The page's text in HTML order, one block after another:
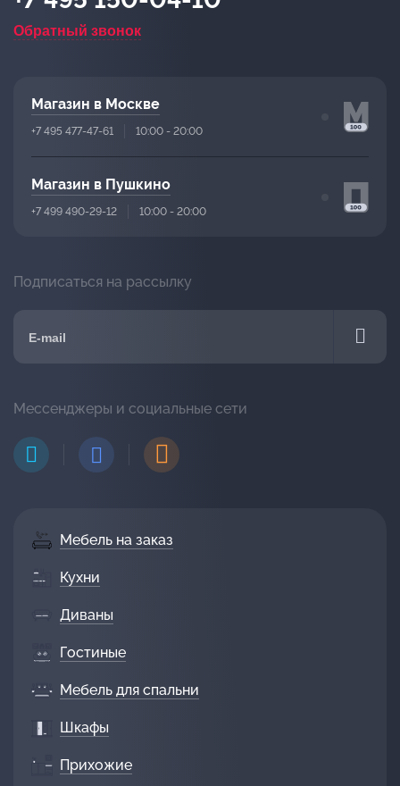
Мебель на заказ
Кухни
Диваны
Гостиные
Мебель для спальни
Шкафы
Прихожие
Обратный звонок
Магазин в Москве
+7 495 477-47-61 10:00 - 20:00
Магазин в Пушкино
+7 499 490-29-12 10:00 - 20:00
Подписаться на рассылку
Мессенджеры и социальные сети